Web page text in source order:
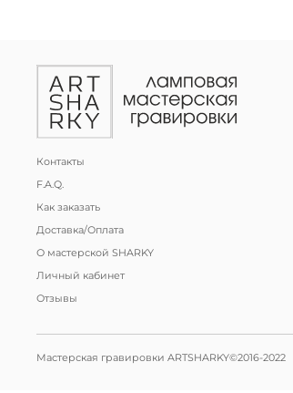
Контакты
F.A.Q.
Как заказать
Доставка/Оплата
О мастерской SHARKY
Личный кабинет
Отзывы
Мастерская гравировки ARTSHARKY©2016-2022